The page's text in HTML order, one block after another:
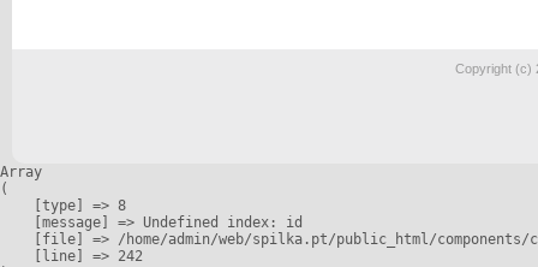
Copyright (c)
Array
(
    [type] => 8
    [message] => Undefined index: id
[file] => /home/admin/web/spilka.pt/public_html/
    [line] => 242